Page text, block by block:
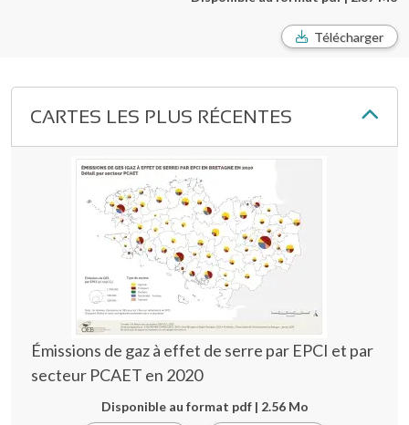
Télécharger
CARTES LES PLUS RÉCENTES
Émissions de gaz à effet de serre par EPCI et par
secteur PCAET en 2020
Disponible au format pdf | 2.56 Mo